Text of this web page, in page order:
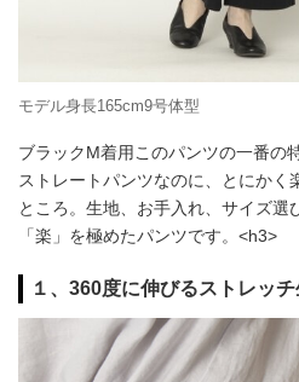
モデル身長165cm9号体型
ブラックM着用このパンツの一番の
ストレートパンツなのに、とにかく
ところ。生地、お手入れ、サイズ選
「楽」を極めたパンツです。<h3>
１、360度に伸びるストレッ